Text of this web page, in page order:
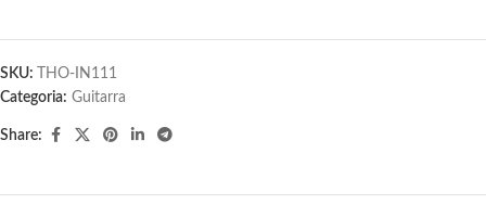
SKU:
THO-IN111
Categoria: Guitarra
Share: